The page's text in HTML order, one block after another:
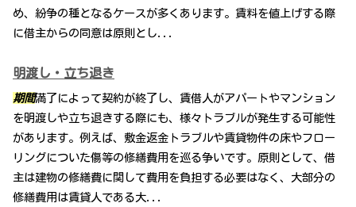
め、紛争の種となるケースが多くあります。賃料を値上げする際
に借主からの同意は原則とし...
明渡し・立ち退き
期間満了によって契約が終了し、賃借人がアパートやマンション
を明渡しや立ち退きする際にも、様々トラブルが発生する可能性
があります。例えば、敷金返金トラブルや賃貸物件の床やフロー
リングについた傷等の修繕費用を巡る争いです。原則として、借
主は建物の修繕費に関して費用を負担する必要はなく、大部分の
修繕費用は賃貸人である大...